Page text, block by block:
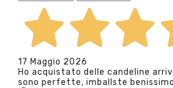
17 Maggio 2026
Ho acquistato delle candeline
sono perfette, imballste benissimo